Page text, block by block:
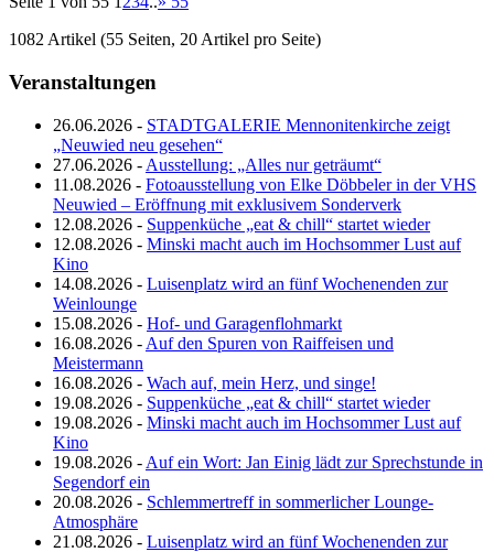
1082 Artikel (55 Seiten, 20 Artikel pro Seite)
Veranstaltungen
26.06.2026 - STADTGALERIE Mennonitenkirche zeigt
„Neuwied neu gesehen“
27.06.2026 - Ausstellung: „Alles nur geträumt“
11.08.2026 - Fotoausstellung von Elke Döbbeler in der VHS
Neuwied – Eröffnung mit exklusivem Sonderverk
12.08.2026 - Suppenküche „eat & chill“ startet wieder
12.08.2026 - Minski macht auch im Hochsommer Lust auf
Kino
14.08.2026 - Luisenplatz wird an fünf Wochenenden zur
Weinlounge
15.08.2026 - Hof- und Garagenflohmarkt
16.08.2026 - Auf den Spuren von Raiffeisen und
Meistermann
16.08.2026 - Wach auf, mein Herz, und singe!
19.08.2026 - Suppenküche „eat & chill“ startet wieder
19.08.2026 - Minski macht auch im Hochsommer Lust auf
Kino
19.08.2026 - Auf ein Wort: Jan Einig lädt zur Sprechstunde in
Segendorf ein
20.08.2026 - Schlemmertreff in sommerlicher Lounge-
Atmosphäre
21.08.2026 - Luisenplatz wird an fünf Wochenenden zur